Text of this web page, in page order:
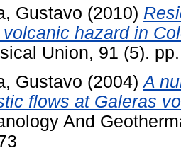
Gustavo (2010)
hazard in
Union, 91 (5).
Gustavo (2004)A
flows at Galeras
And